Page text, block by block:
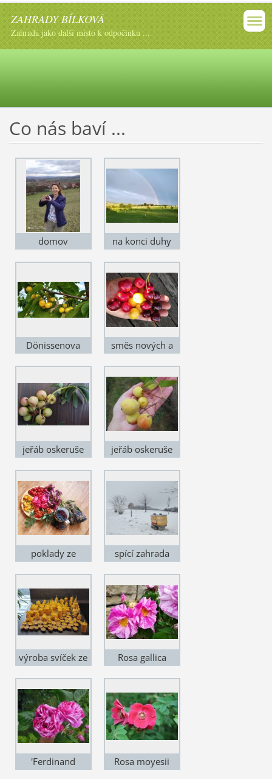
ZAHRADY BÍLKOVÁ
Zahrada jako další místo k odpočinku ...
Co nás baví ...
domov na konci duhy
Dönissenova
směs nových a
jeřáb oskeruše
jeřáb oskeruše
poklady ze
spící zahrada
výroba svíček ze
Rosa gallica
'Ferdinand
Rosa moyesii